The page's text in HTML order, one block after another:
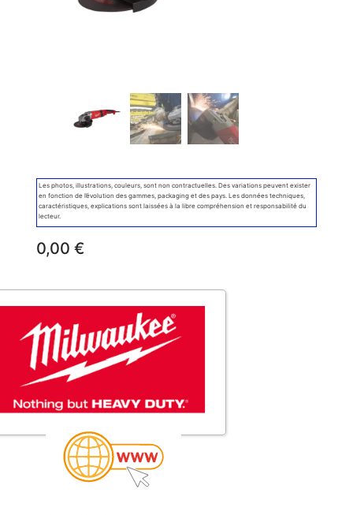
Les photos, illustrations, couleurs, sont non contractuelles. Des variations peuvent exister
en fonction de l’évolution des gammes, packaging et des pays. Les données techniques,
caractéristiques, explications sont laissées à la libre compréhension et responsabilité du
lecteur.
0,00 €